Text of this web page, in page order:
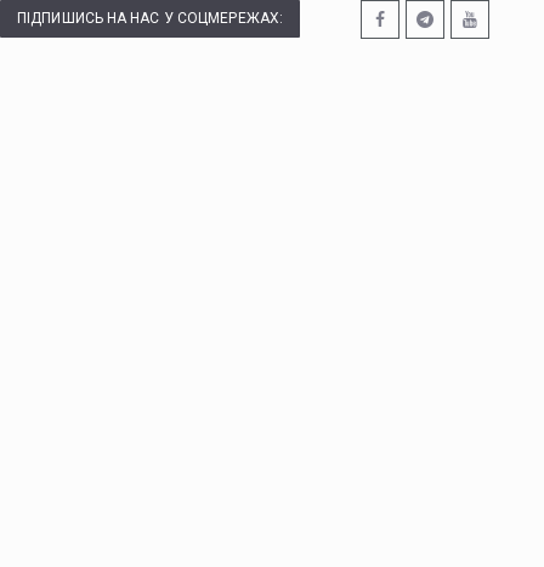
ПІДПИШИСЬ НА НАС У СОЦМЕРЕЖАХ: